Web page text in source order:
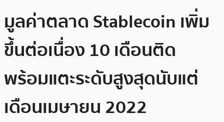
มูลค่าตลาด Stablecoin เพิ่ม
ขึ้นต่อเนื่อง 10 เดือนติด
พร้อมแตะระดับสูงสุดนับแต่
เดือนเมษายน 2022